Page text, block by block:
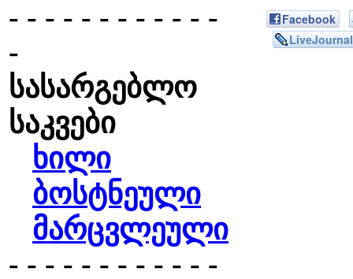
- - - - - - - - - - - -
-
სასარგებლო
საკვები
ხილი
ბოსტნეული
მარცვლეული
- - - - - - - - - - - -
Facebook
LiveJournal